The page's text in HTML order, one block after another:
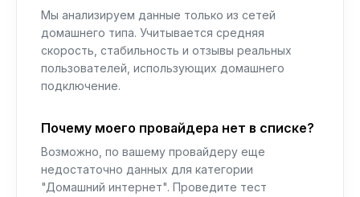
Мы анализируем данные только из сетей
домашнего типа. Учитывается средняя
скорость, стабильность и отзывы реальных
пользователей, использующих домашнего
подключение.
Почему моего провайдера нет в списке?
Возможно, по вашему провайдеру еще
недостаточно данных для категории
"Домашний интернет". Проведите тест